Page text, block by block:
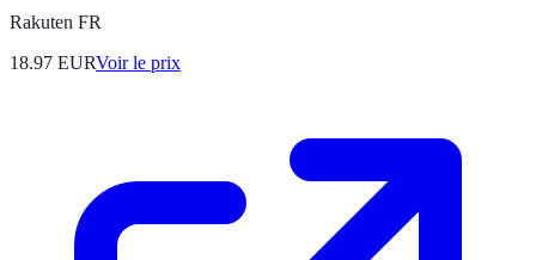
Rakuten FR
18.97 EURVoir le prix